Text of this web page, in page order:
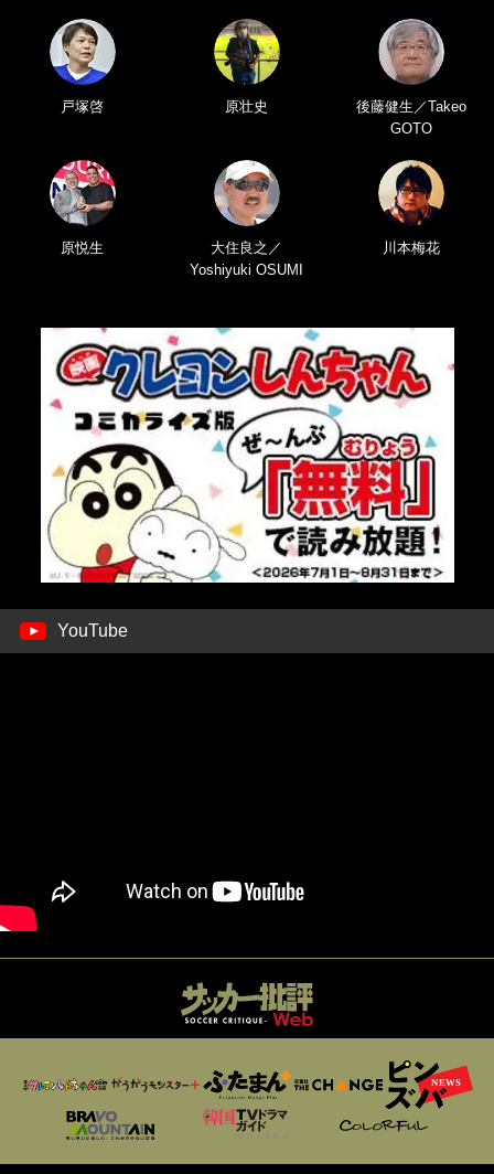
戸塚啓 原壮史
後藤健生／Takeo
GOTO
原悦生
大住良之／
Yoshiyuki OSUMI
川本梅花
YouTube